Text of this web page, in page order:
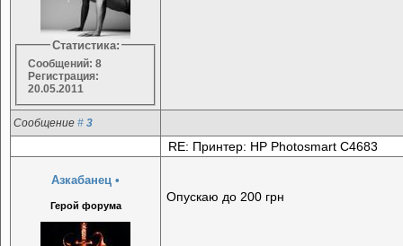
Статистика:
Сообщений: 8
Регистрация:
20.05.2011
Сообщение # 3
RE: Принтер: HP Photosmart C4683
Азкабанец •
Герой форума
Опускаю до 200 грн